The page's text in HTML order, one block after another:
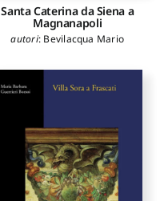
Santa Caterina da Siena a
Magnanapoli
autori: Bevilacqua Mario